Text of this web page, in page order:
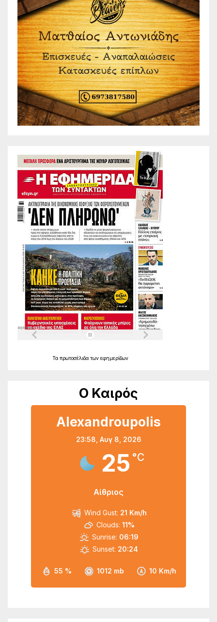
Τα πρωτοσέλιδα των εφημερίδων
Ο Καιρός
Alexandroupolis
23:58, Αυγ 8, 2026
25 °C
Αίθριος
55 % 1012 mb 10 Km/h
Wind Gust: 21 Km/h
Clouds: 11%
Sunrise: 06:19
Sunset: 20:24